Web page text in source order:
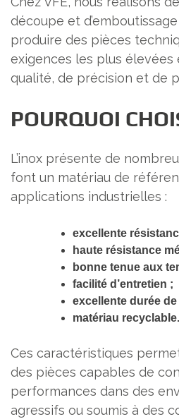
découpe et d’emboutissage
produire des pièces
exigences les plus élevées
qualité, de précision et de
POURQUOI
L’inox présente de
font un matériau de
applications industrielles :
excellente
haute résistance
bonne tenue aux
facilité d’entretien ;
excellente durée de
matériau recyclable.
Ces caractéristiques
des pièces capables de
performances dans des
agressifs ou soumis à des